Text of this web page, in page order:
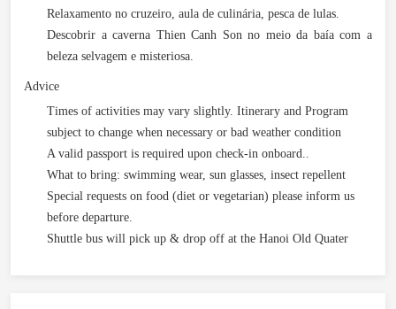
Relaxamento no cruzeiro, aula de culinária, pesca de lulas.
Descobrir a caverna Thien Canh Son no meio da baía com a
beleza selvagem e misteriosa.
Advice
Times of activities may vary slightly. Itinerary and Program
subject to change when necessary or bad weather condition
A valid passport is required upon check-in onboard..
What to bring: swimming wear, sun glasses, insect repellent
Special requests on food (diet or vegetarian) please inform us
before departure.
Shuttle bus will pick up & drop off at the Hanoi Old Quater